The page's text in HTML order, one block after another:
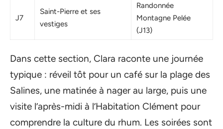
J7
Saint-Pierre et ses
vestiges
Randonnée
Montagne Pelée
(J13)
Dans cette section, Clara raconte une journée
typique : réveil tôt pour un café sur la plage des
Salines, une matinée à nager au large, puis une
visite l’après-midi à l’Habitation Clément pour
comprendre la culture du rhum. Les soirées sont